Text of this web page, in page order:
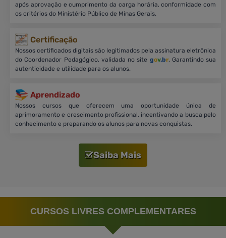
após aprovação e cumprimento da carga horária, conformidade com
os critérios do Ministério Público de Minas Gerais.
Certificação
Nossos certificados digitais são legitimados pela assinatura eletrônica
do Coordenador Pedagógico, validada no site gov.br. Garantindo sua
autenticidade e utilidade para os alunos.
Aprendizado
Nossos cursos que oferecem uma oportunidade única de
aprimoramento e crescimento profissional, incentivando a busca pelo
conhecimento e preparando os alunos para novas conquistas.
Saiba Mais
CURSOS LIVRES COMPLEMENTARES